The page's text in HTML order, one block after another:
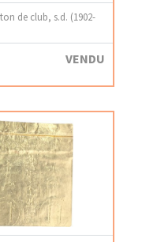
de club, s.d. (1902-
VENDU